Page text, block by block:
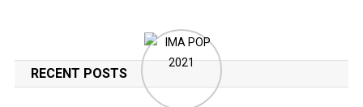
RECENT POSTS